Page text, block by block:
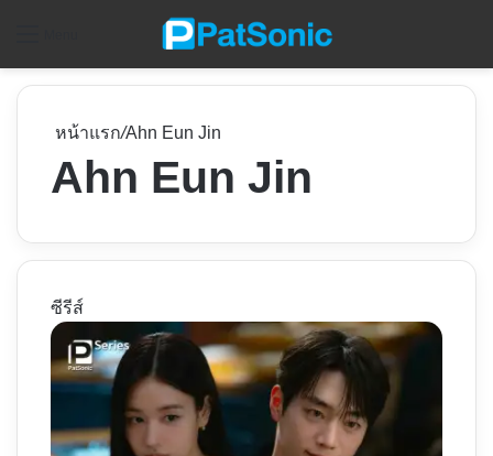
หน้าแรก/Ahn Eun Jin
Ahn Eun Jin
ซีรีส์